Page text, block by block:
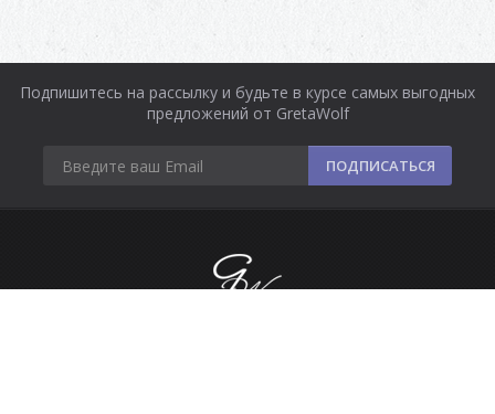
Подпишитесь на рассылку и будьте в курсе самых выгодных
предложений от GretaWolf
ПОДПИСАТЬСЯ